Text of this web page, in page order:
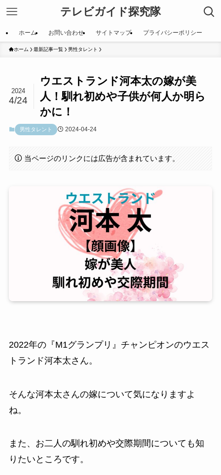
テレビガイド探究隊
ホーム お問い合わせ サイトマップ プライバシーポリシー
ホーム 最新記事一覧 男性タレント
ウエストランド河本太の嫁が美
人！馴れ初めや子供が何人か明ら
かに！
2024
4/24
男性タレント 2024-04-24
当ページのリンクには広告が含まれています。
2022年の『M1グランプリ』チャンピオンのウエス
トランド河本太さん。
そんな河本太さんの嫁について気になりますよ
ね。
また、お二人の馴れ初めや交際期間についても知
りたいところです。